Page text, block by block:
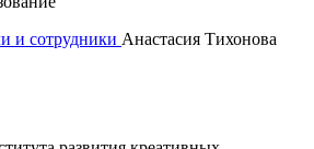
и сотрудники Анастасия Тихонова